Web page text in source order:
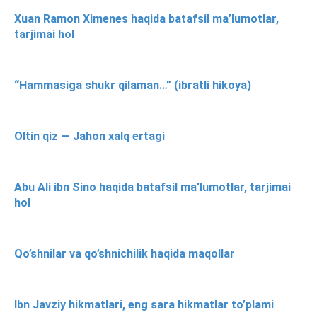
Xuan Ramon Ximenes haqida batafsil ma’lumotlar,
tarjimai hol
“Hammasiga shukr qilaman…” (ibratli hikoya)
Oltin qiz — Jahon xalq ertagi
Abu Ali ibn Sino haqida batafsil ma’lumotlar, tarjimai
hol
Qo’shnilar va qo’shnichilik haqida maqollar
Ibn Javziy hikmatlari, eng sara hikmatlar to’plami